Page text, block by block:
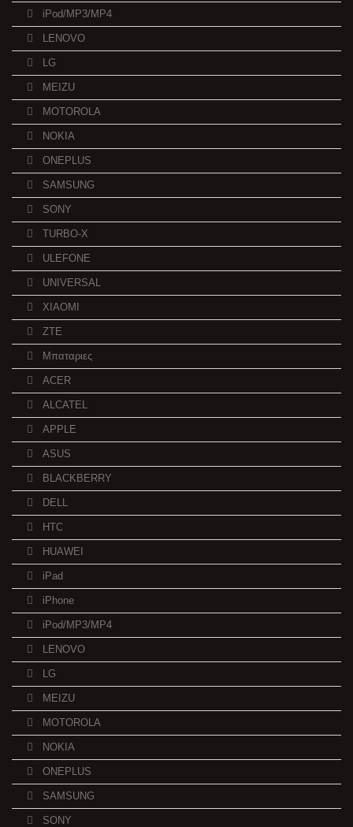
iPod/MP3/MP4
LENOVO
LG
MEIZU
MOTOROLA
NOKIA
ONEPLUS
SAMSUNG
SONY
TURBO-X
ULEFONE
UNIVERSAL
XIAOMI
ZTE
Μπαταριες
ACER
ALCATEL
APPLE
ASUS
BLACKBERRY
DELL
HTC
HUAWEI
iPad
iPhone
iPod/MP3/MP4
LENOVO
LG
MEIZU
MOTOROLA
NOKIA
ONEPLUS
SAMSUNG
SONY